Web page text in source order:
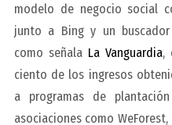
modelo de negocio social
junto a Bing y un
como señala La Vanguardia,
ciento de los ingresos
a programas de
asociaciones como